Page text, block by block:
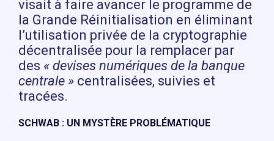
visait à faire avancer le programme de
la Grande Réinitialisation en éliminant
l’utilisation privée de la cryptographie
décentralisée pour la remplacer par
des « devises numériques de la banque
centrale » centralisées, suivies et
tracées.
SCHWAB : UN MYSTÈRE PROBLÉMATIQUE